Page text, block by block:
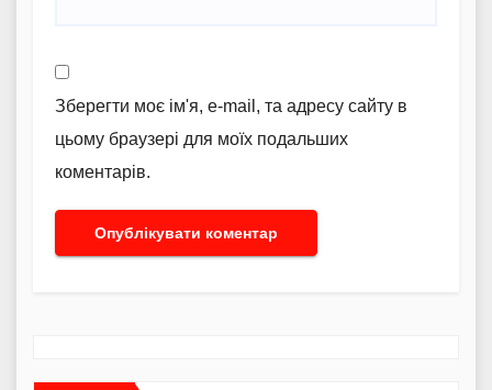
Зберегти моє ім'я, e-mail, та адресу сайту в
цьому браузері для моїх подальших
коментарів.